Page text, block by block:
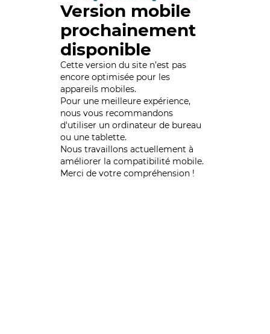
Version mobile
prochainement
disponible
Cette version du site n’est pas
encore optimisée pour les
appareils mobiles.
Pour une meilleure expérience,
nous vous recommandons
d'utiliser un ordinateur de bureau
ou une tablette.
Nous travaillons actuellement à
améliorer la compatibilité mobile.
Merci de votre compréhension !